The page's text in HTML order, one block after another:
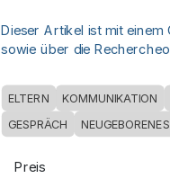
Dieser Artikel ist mit einem
sowie über die
ELTERN KOMMUNIKATION
GESPRÄCH NEUGEBORENES
Preis